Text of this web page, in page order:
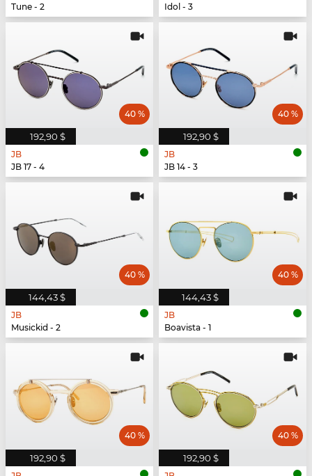
Tune - 2
Idol - 3
192,90 $
40 %
JB
JB 17 - 4
192,90 $
40 %
JB
JB 14 - 3
144,43 $
40 %
JB
Musickid - 2
144,43 $
40 %
JB
Boavista - 1
192,90 $
40 %
192,90 $
40 %